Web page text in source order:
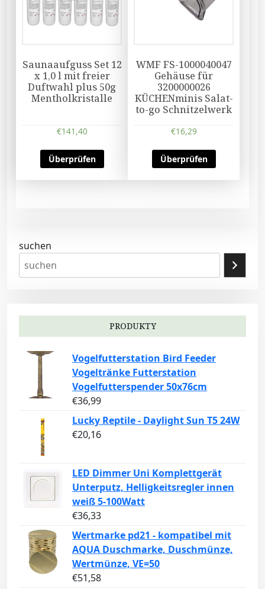
Saunaaufguss Set 12
x 1,0 l mit freier
Duftwahl plus 50g
Mentholkristalle
€141,40
Überprüfen
WMF FS-1000040047
Gehäuse für
3200000026
KÜCHENminis Salat-
to-go Schnitzelwerk
€16,29
Überprüfen
suchen
PRODUKTY
Vogelfutterstation Bird Feeder
Vogeltränke Futterstation
Vogelfutterspender 50x76cm
€36,99
Lucky Reptile - Daylight Sun T5 24W
€20,16
LED Dimmer Uni Komplettgerät
Unterputz, Helligkeitsregler innen
weiß 5-100Watt
€36,33
Wertmarke pd21 - kompatibel mit
AQUA Duschmarke, Duschmünze,
Wertmünze, VE=50
€51,58